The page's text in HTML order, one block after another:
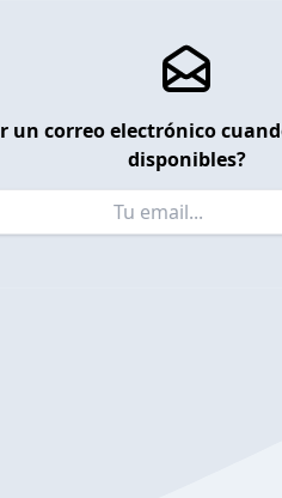
un correo electrónico
disponibles?